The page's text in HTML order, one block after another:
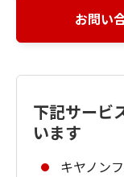
お問い
下記サービ
います
キヤノン